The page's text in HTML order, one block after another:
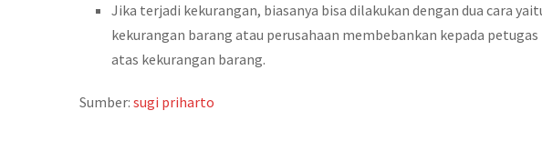
Jika terjadi kekurangan, biasanya bisa dilakukan dengan dua cara
kekurangan barang atau perusahaan membebankan kepada
atas kekurangan barang.
Sumber: sugi priharto